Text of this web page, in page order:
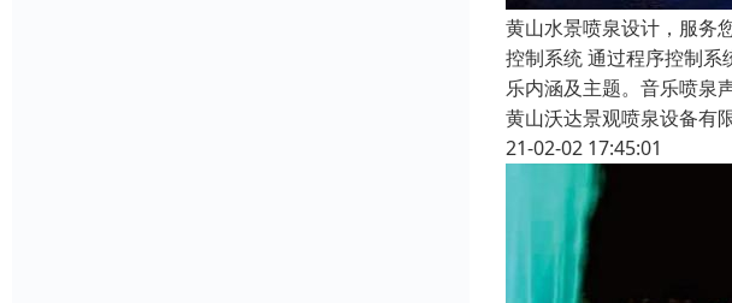
黄山水景喷泉设计，服务
控制系统 通过程序控制
乐内涵及主题。音乐喷泉
黄山沃达景观喷泉设备有
21-02-02 17:45:01